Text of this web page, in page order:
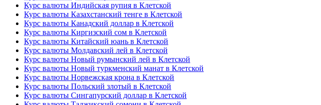
Курс валюты Индийская рупия в Клетской
Курс валюты Казахстанский тенге в Клетской
Курс валюты Канадский доллар в Клетской
Курс валюты Киргизский сом в Клетской
Курс валюты Китайский юань в Клетской
Курс валюты Молдавский лей в Клетской
Курс валюты Новый румынский лей в Клетской
Курс валюты Новый туркменский манат в Клетской
Курс валюты Норвежская крона в Клетской
Курс валюты Польский злотый в Клетской
Курс валюты Сингапурский доллар в Клетской